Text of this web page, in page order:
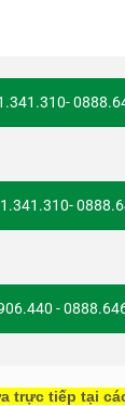
-
trực tiếp tại